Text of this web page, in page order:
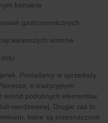
kształcie
gastronomicznych
wzorów
Posiadamy w sprzedaży
o tradycyjnym
wśród podobnych elementów
nierdzewnej. Drugie zaś to
które są przeznaczone